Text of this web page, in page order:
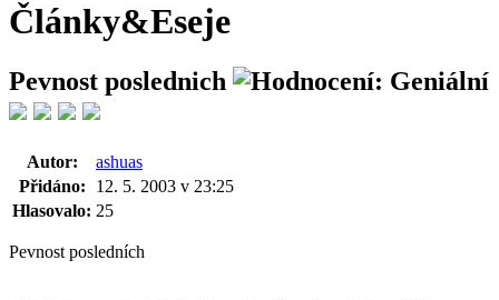
Články&Eseje
Pevnost poslednich
Autor:
ashuas
Přidáno:
12. 5. 2003 v 23:25
Hlasovalo: 25
Pevnost posledních